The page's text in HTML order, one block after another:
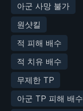
아군 사망 불가
원샷킬
적 피해 배수
적 치유 배수
무제한 TP
아군 TP 피해 배수